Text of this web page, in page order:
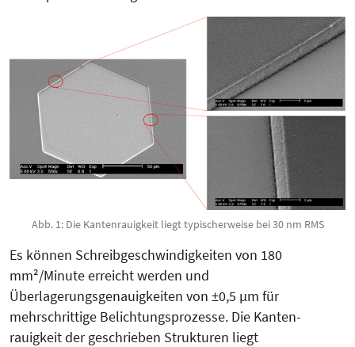
Abb. 1: Die Kantenrauigkeit liegt typischerweise bei 30 nm RMS
Es können Schreibgeschwindigkeiten von 180
mm²/Minute erreicht werden und
Überlagerungsgenauigkeiten von ±0,5 µm für
mehrschrittige Belichtungsprozesse. Die Kanten­
rauigkeit der geschrieben Strukturen liegt